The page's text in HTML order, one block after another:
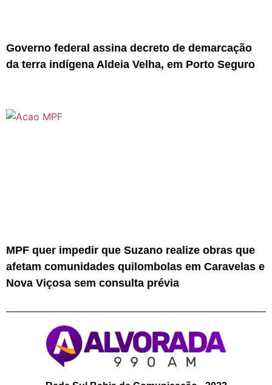
Governo federal assina decreto de demarcação
da terra indígena Aldeia Velha, em Porto Seguro
MPF quer impedir que Suzano realize obras que
afetam comunidades quilombolas em Caravelas e
Nova Viçosa sem consulta prévia